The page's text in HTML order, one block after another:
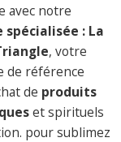
avec notre
: La
, votre
de référence
de produits
et spirituels
pour sublimez